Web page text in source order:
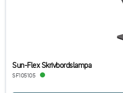
Sun-Flex Skrivbordslampa
SF105105